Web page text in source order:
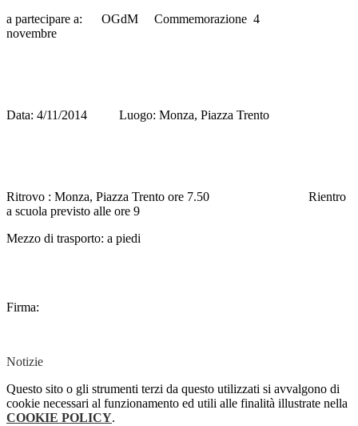
a partecipare a: OGdM Commemorazione 4
novembre
Data: 4/11/2014 Luogo: Monza, Piazza Trento
Ritrovo : Monza, Piazza Trento ore 7.50 Rientro
a scuola previsto alle ore 9
Mezzo di trasporto: a piedi
Firma:
Notizie
Questo sito o gli strumenti terzi da questo utilizzati si avvalgono di
cookie necessari al funzionamento ed utili alle finalità illustrate nella
COOKIE POLICY.